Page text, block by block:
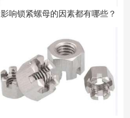
影响锁紧螺母的因素都有哪些？